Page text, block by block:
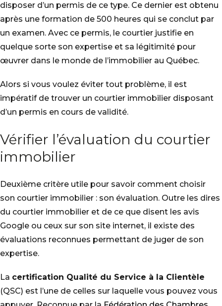
disposer d’un permis de ce type. Ce dernier est obtenu
après une formation de 500 heures qui se conclut par
un examen. Avec ce permis, le courtier justifie en
quelque sorte son expertise et sa légitimité pour
œuvrer dans le monde de l’immobilier au Québec.
Alors si vous voulez éviter tout problème, il est
impératif de trouver un courtier immobilier disposant
d’un permis en cours de validité.
Vérifier l’évaluation du courtier
immobilier
Deuxième critère utile pour savoir comment choisir
son courtier immobilier : son évaluation. Outre les dires
du courtier immobilier et de ce que disent les avis
Google ou ceux sur son site internet, il existe des
évaluations reconnues permettant de juger de son
expertise.
La certification Qualité du Service à la Clientèle
(QSC) est l’une de celles sur laquelle vous pouvez vous